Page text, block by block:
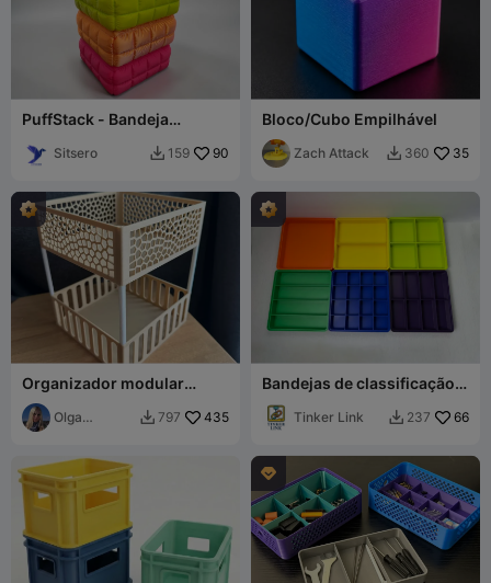
PuffStack - Bandeja
Multiuso
Sitsero  159 90
Bloco/Cubo Empilhável
Zach Attack  360 35
Organizador modular
expansível
Olga
 797 435
Bandejas de classificação
empilháveis com tampa
Tinker Link  237 66
